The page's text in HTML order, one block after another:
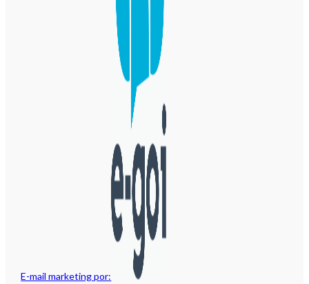
E-mail marketing por: